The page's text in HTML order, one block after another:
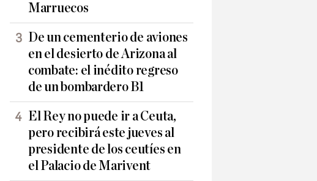
Marruecos
De un cementerio de aviones
en el desierto de Arizona al
combate: el inédito regreso
de un bombardero B1
El Rey no puede ir a Ceuta,
pero recibirá este jueves al
presidente de los ceutíes en
el Palacio de Marivent